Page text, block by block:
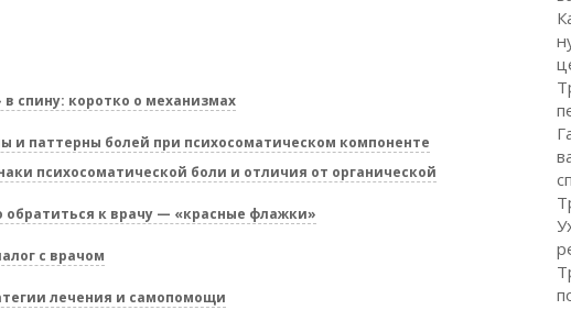
в спину: коротко о механизмах
и паттерны болей при психосоматическом компоненте
психосоматической боли и отличия от органической
обратиться к врачу — «красные флажки»
с врачом
лечения и самопомощи